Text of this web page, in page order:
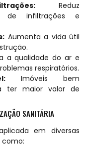
Reduz
de infiltrações e
Aumenta a vida útil
a qualidade do ar e
respiratórios.
Imóveis bem
ter maior valor de
SANITÁRIA
em diversas
como: